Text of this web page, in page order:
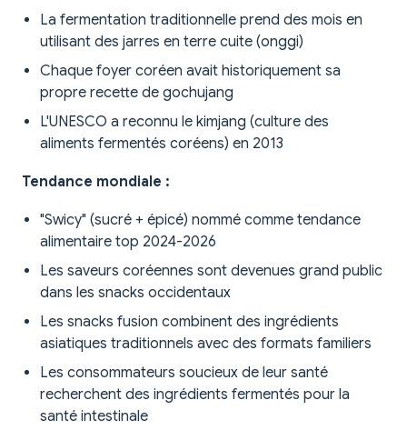
La fermentation traditionnelle prend des mois en
utilisant des jarres en terre cuite (onggi)
Chaque foyer coréen avait historiquement sa
propre recette de gochujang
L'UNESCO a reconnu le kimjang (culture des
aliments fermentés coréens) en 2013
Tendance mondiale :
"Swicy" (sucré + épicé) nommé comme tendance
alimentaire top 2024-2026
Les saveurs coréennes sont devenues grand public
dans les snacks occidentaux
Les snacks fusion combinent des ingrédients
asiatiques traditionnels avec des formats familiers
Les consommateurs soucieux de leur santé
recherchent des ingrédients fermentés pour la
santé intestinale